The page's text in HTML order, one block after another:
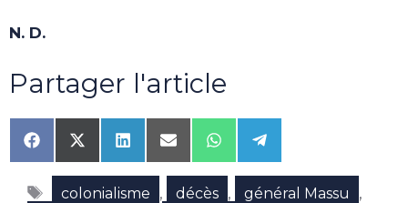
N. D.
Partager l'article
Share
on
Facebook
Share
on
X
(Twitter)
Share
on
LinkedIn
Share
on
Email
Share
on
WhatsApp
Share
on
Telegram
Étiquettes
colonialisme , décès , général Massu ,